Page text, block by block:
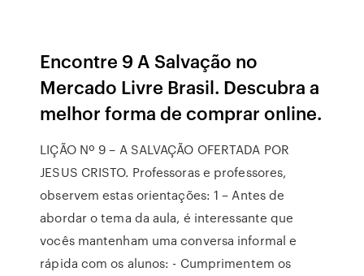
Encontre 9 A Salvação no
Mercado Livre Brasil. Descubra a
melhor forma de comprar online.
LIÇÃO Nº 9 – A SALVAÇÃO OFERTADA POR
JESUS CRISTO. Professoras e professores,
observem estas orientações: 1 – Antes de
abordar o tema da aula, é interessante que
vocês mantenham uma conversa informal e
rápida com os alunos: - Cumprimentem os